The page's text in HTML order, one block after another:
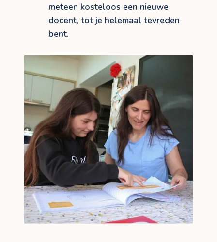
meteen kosteloos een nieuwe
docent, tot je helemaal tevreden
bent.